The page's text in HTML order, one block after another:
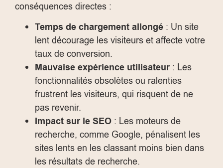
conséquences directes :
Temps de chargement allongé : Un site
lent décourage les visiteurs et affecte votre
taux de conversion.
Mauvaise expérience utilisateur : Les
fonctionnalités obsolètes ou ralenties
frustrent les visiteurs, qui risquent de ne
pas revenir.
Impact sur le SEO : Les moteurs de
recherche, comme Google, pénalisent les
sites lents en les classant moins bien dans
les résultats de recherche.